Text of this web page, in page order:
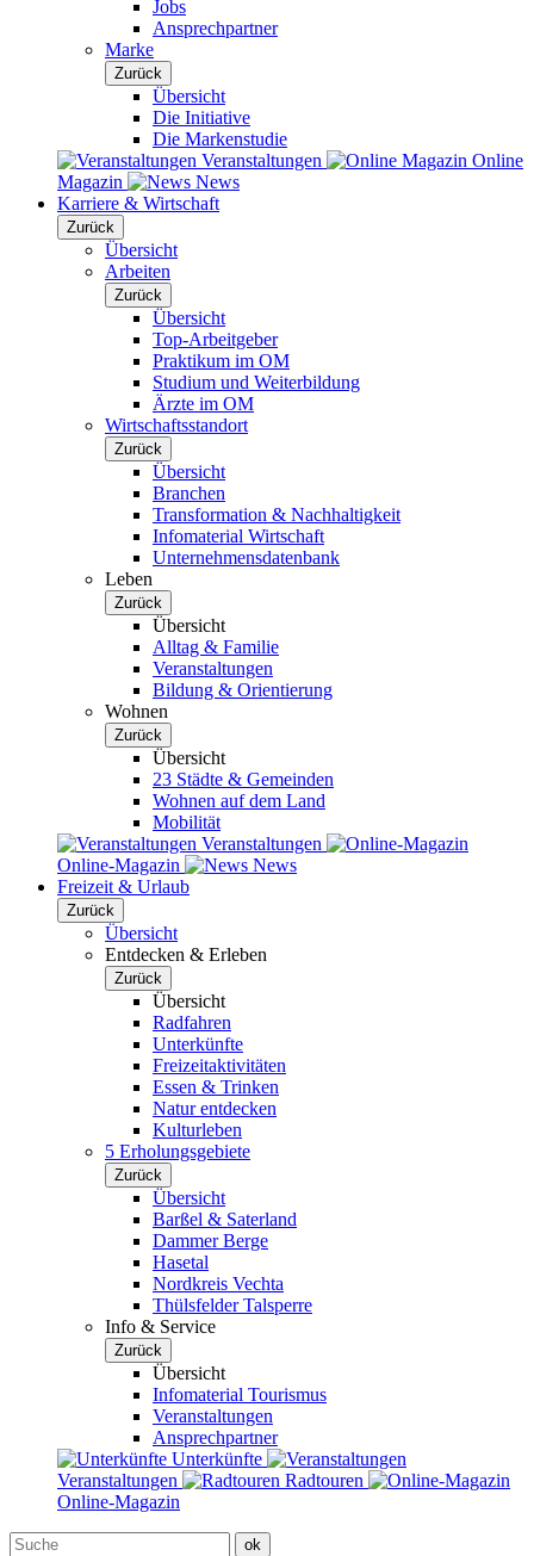
Jobs
Ansprechpartner
Marke
Zurück
Übersicht
Die Initiative
Die Markenstudie
Veranstaltungen
Online
Magazin
News
Karriere & Wirtschaft
Zurück
Übersicht
Arbeiten
Zurück
Übersicht
Top-Arbeitgeber
Praktikum im OM
Studium und Weiterbildung
Ärzte im OM
Wirtschaftsstandort
Zurück
Übersicht
Branchen
Transformation & Nachhaltigkeit
Infomaterial Wirtschaft
Unternehmensdatenbank
Leben
Zurück
Übersicht
Alltag & Familie
Veranstaltungen
Bildung & Orientierung
Wohnen
Zurück
Übersicht
23 Städte & Gemeinden
Wohnen auf dem Land
Mobilität
Veranstaltungen
Online-Magazin
News
Freizeit & Urlaub
Zurück
Übersicht
Entdecken & Erleben
Zurück
Übersicht
Radfahren
Unterkünfte
Freizeitaktivitäten
Essen & Trinken
Natur entdecken
Kulturleben
5 Erholungsgebiete
Zurück
Übersicht
Barßel & Saterland
Dammer Berge
Hasetal
Nordkreis Vechta
Thülsfelder Talsperre
Info & Service
Zurück
Übersicht
Infomaterial Tourismus
Veranstaltungen
Ansprechpartner
Unterkünfte
Veranstaltungen
Radtouren
Online-Magazin